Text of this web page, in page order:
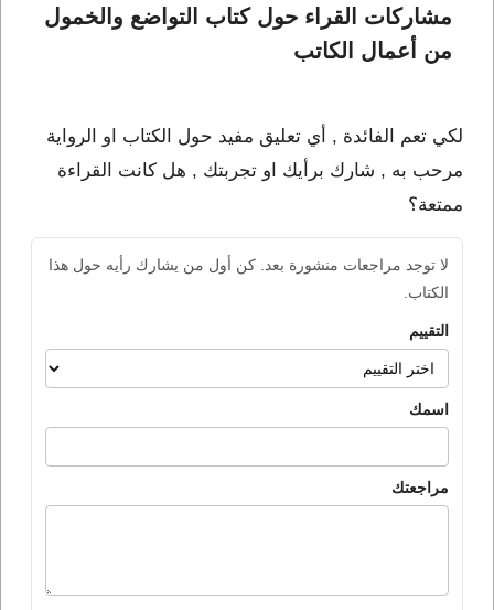
مشاركات القراء حول كتاب التواضع والخمول
من أعمال الكاتب
لكي تعم الفائدة , أي تعليق مفيد حول الكتاب او الرواية
مرحب به , شارك برأيك او تجربتك , هل كانت القراءة
ممتعة؟
لا توجد مراجعات منشورة بعد. كن أول من يشارك رأيه حول هذا
الكتاب.
التقييم
اسمك
مراجعتك